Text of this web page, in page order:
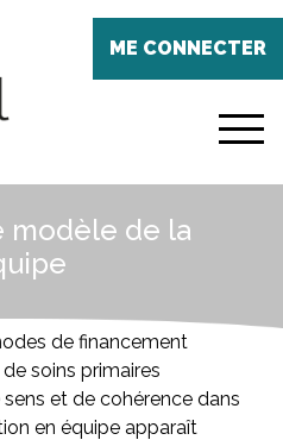
ME CONNECTER
menu
modèle de la
de financement
soins primaires
et de cohérence dans
en équipe apparaît